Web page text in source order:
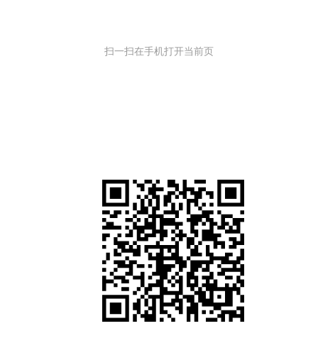
扫一扫在手机打开当前页